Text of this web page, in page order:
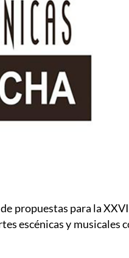
propuestas para la
escénicas y musicales